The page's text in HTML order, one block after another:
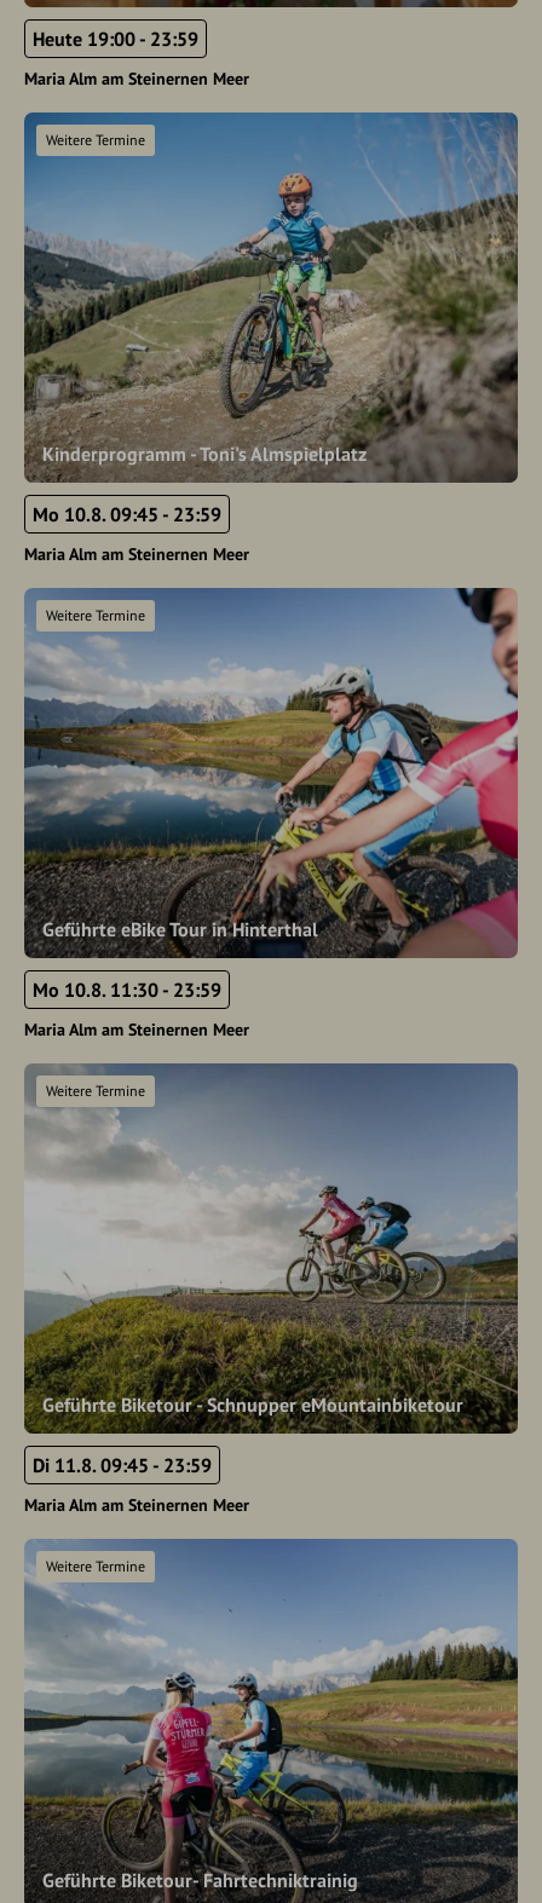
Heute 19:00 - 23:59
Maria Alm am Steinernen Meer
Kinderprogramm - Toni's Almspielplatz
Weitere Termine
Mo 10.8. 09:45 - 23:59
Maria Alm am Steinernen Meer
Geführte eBike Tour in Hinterthal
Weitere Termine
Mo 10.8. 11:30 - 23:59
Maria Alm am Steinernen Meer
Geführte Biketour - Schnupper eMountainbiketour
Weitere Termine
Di 11.8. 09:45 - 23:59
Maria Alm am Steinernen Meer
Geführte Biketour- Fahrtechniktrainig
Weitere Termine